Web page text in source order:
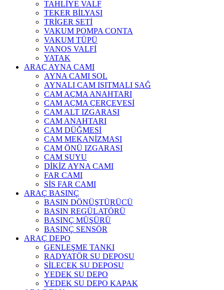
TAHLİYE VALF
TEKER BİLYASI
TRİGER SETİ
VAKUM POMPA CONTA
VAKUM TÜPÜ
VANOS VALFİ
YATAK
ARAÇ AYNA CAMI
AYNA CAMI SOL
AYNALI CAM ISITMALI SAĞ
CAM AÇMA ANAHTARI
CAM AÇMA ÇERÇEVESİ
CAM ALT IZGARASI
CAM ANAHTARI
CAM DÜĞMESİ
CAM MEKANİZMASI
CAM ÖNÜ IZGARASI
CAM SUYU
DİKİZ AYNA CAMI
FAR CAMI
SİS FAR CAMI
ARAÇ BASINÇ
BASIN DÖNÜŞTÜRÜCÜ
BASIN REGÜLATÖRÜ
BASINÇ MÜŞÜRÜ
BASINÇ SENSÖR
ARAÇ DEPO
GENLEŞME TANKI
RADYATÖR SU DEPOSU
SİLECEK SU DEPOSU
YEDEK SU DEPO
YEDEK SU DEPO KAPAK